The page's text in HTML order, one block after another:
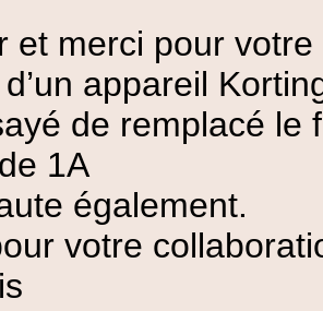
et merci pour
d’un appareil
de remplacé
1A
également.
votre